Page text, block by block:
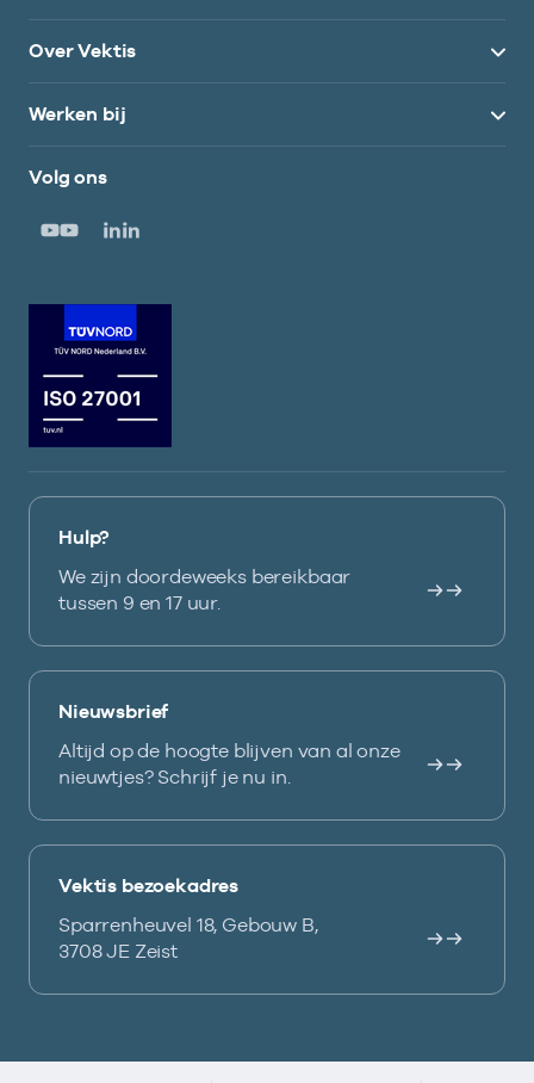
Over Vektis
Werken bij
Volg ons
Hulp?
We zijn doordeweeks bereikbaar
tussen 9 en 17 uur.
Nieuwsbrief
Altijd op de hoogte blijven van al onze
nieuwtjes? Schrijf je nu in.
Vektis bezoekadres
Sparrenheuvel 18, Gebouw B,
3708 JE Zeist